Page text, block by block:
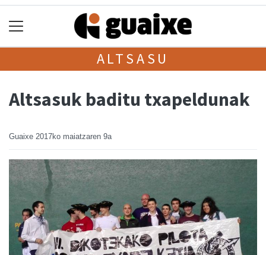
ALTSASU
Altsasuk baditu txapeldunak
Guaixe 2017ko maiatzaren 9a